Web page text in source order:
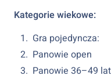
Kategorie wiekowe:
Gra pojedyncza:
Panowie open
Panowie 36–49 lat